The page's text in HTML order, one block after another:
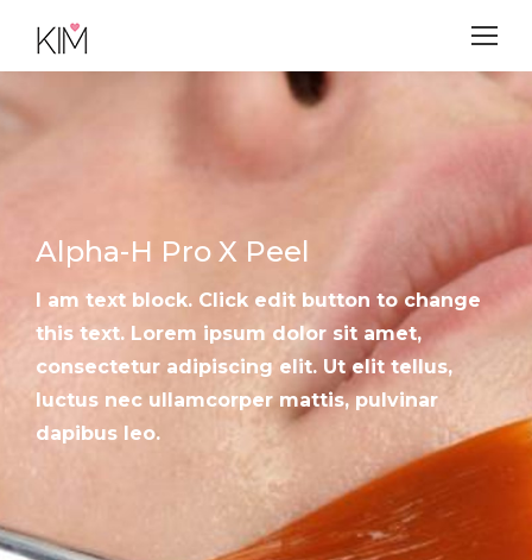
Alpha-H Pro X Peel
I am text block. Click edit button to change
this text. Lorem ipsum dolor sit amet,
consectetur adipiscing elit. Ut elit tellus,
luctus nec ullamcorper mattis, pulvinar
dapibus leo.